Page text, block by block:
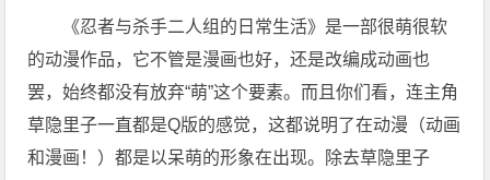
《忍者与杀手二人组的日常生活》是一部很萌很软
的动漫作品，它不管是漫画也好，还是改编成动画也
罢，始终都没有放弃“萌”这个要素。而且你们看，连主角
草隐里子一直都是Q版的感觉，这都说明了在动漫（动画
和漫画！）都是以呆萌的形象在出现。除去草隐里子